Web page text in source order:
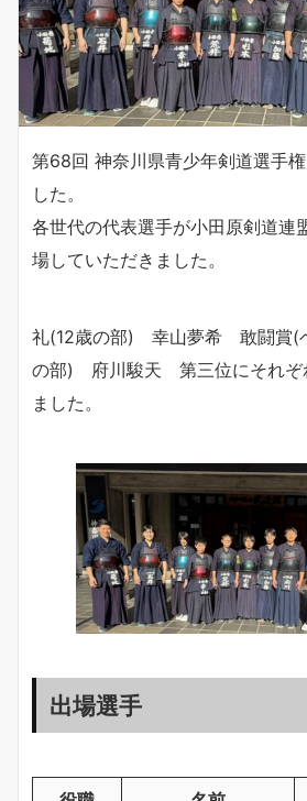
第68回 神奈川県青少年剣道選手
した。
各世代の代表選手が小田原剣道連
場していただきました。
礼(12歳の部) 幸山夢希 敢闘賞(
の部) 府川駿天 第三位にそれぞ
ました。
出場選手